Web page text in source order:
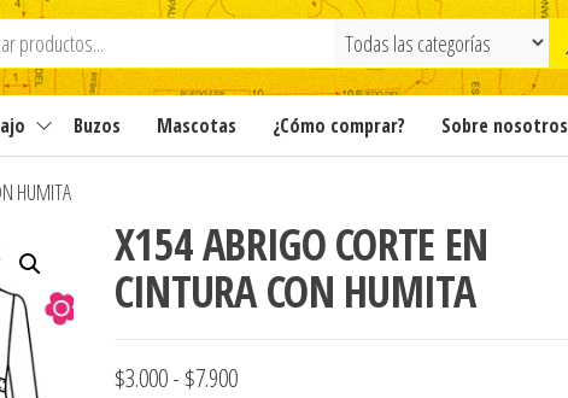
Buzos Mascotas ¿Cómo comprar? Sobre nosotros
HUMITA
X154 ABRIGO CORTE EN
CINTURA CON HUMITA
$3.000- $7.900Rango